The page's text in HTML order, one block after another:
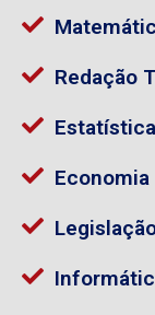
Redação
Economia